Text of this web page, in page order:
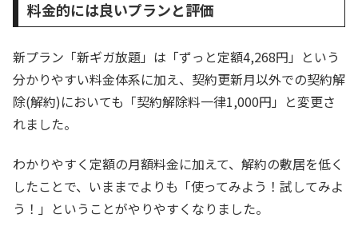
料金的には良いプランと評価
新プラン「新ギガ放題」は「ずっと定額4,268円」という
分かりやすい料金体系に加え、契約更新月以外での契約解
除(解約)においても「契約解除料一律1,000円」と変更さ
れました。
わかりやすく定額の月額料金に加えて、解約の敷居を低く
したことで、いままでよりも「使ってみよう！試してみよ
う！」ということがやりやすくなりました。